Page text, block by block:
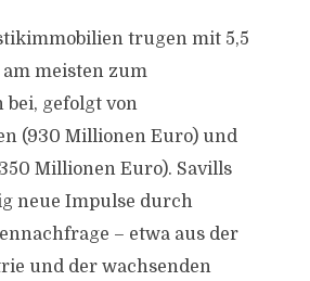
trugen mit 5,5
meisten zum
bei, gefolgt von
(930 Millionen Euro) und
Millionen Euro). Savills
neue Impulse durch
– etwa aus der
und der wachsenden